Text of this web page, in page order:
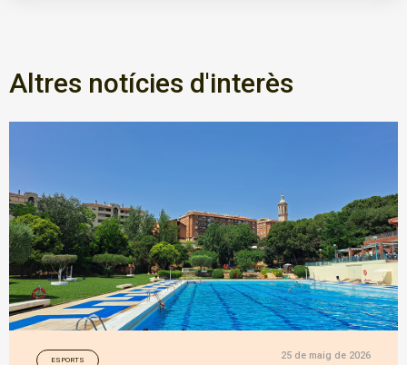
Altres notícies d'interès
ESPORTS 25 de maig de 2026